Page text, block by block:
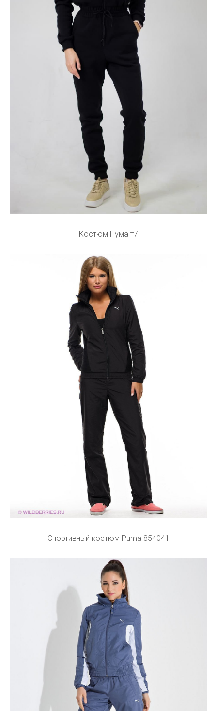
Костюм Пума т7
Спортивный костюм Puma 854041